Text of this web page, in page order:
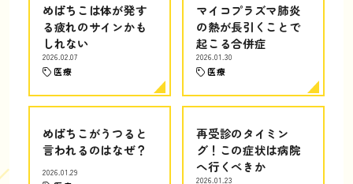
めばちこは体が発す
る疲れのサインかも
しれない
2026.02.07
医療
マイコプラズマ肺炎
の熱が長引くことで
起こる合併症
2026.01.30
医療
めばちこがうつると
言われるのはなぜ？
2026.01.29
再受診のタイミン
グ！この症状は病院
へ行くべきか
2026.01.23